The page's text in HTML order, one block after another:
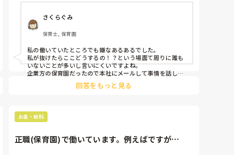
ド押してからの残業…笑
副園長と園長は一切行事の準備手伝わへんから分かってな
いんか…笑　ほんとに園長副園長はなにも手伝わずあった
かい部屋にずっと座って他の先生の悪口言ってます…
でそんなん聞いてしまったら病院いってもらわなあかんや
ん？
なんでそんなんいうの？なんで今しんどくなんの？」って
言われました。
「先生、前も行事前にそんなこと言い出したよな？」←作
トレス性障害と抑鬱状態と診断された時のことです。
そして一昨日は朝病院行ってすぐに薬貰って仕事の続き
（保育）をさせられました。また保育終われば卒園式の準
備で重いものを上げたり下ろしたり…
さくらぐみ
保育士, 保育園
私の働いていたところでも嫌なあるあるでした。
私が抜けたらここどうするの！？という場面て周りに誰も
いないことが多いし言いにくいですよね。
企業方の保育園だったので本社にメールして事情を話しま
徐々に改善されましたがどうしても、、って時もたまにあ
回答をもっと見る
お金・給料
正職(保育園)で働いています。例えばですが